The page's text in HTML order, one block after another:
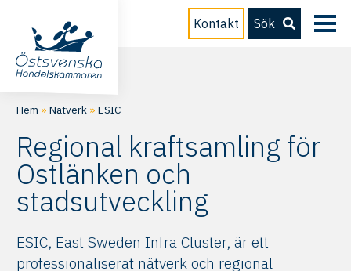
Kontakt Sök
Hem »Nätverk »ESIC
Regional kraftsamling för
Ostlänken och
stadsutveckling
ESIC, East Sweden Infra Cluster, är ett
professionaliserat nätverk och regional